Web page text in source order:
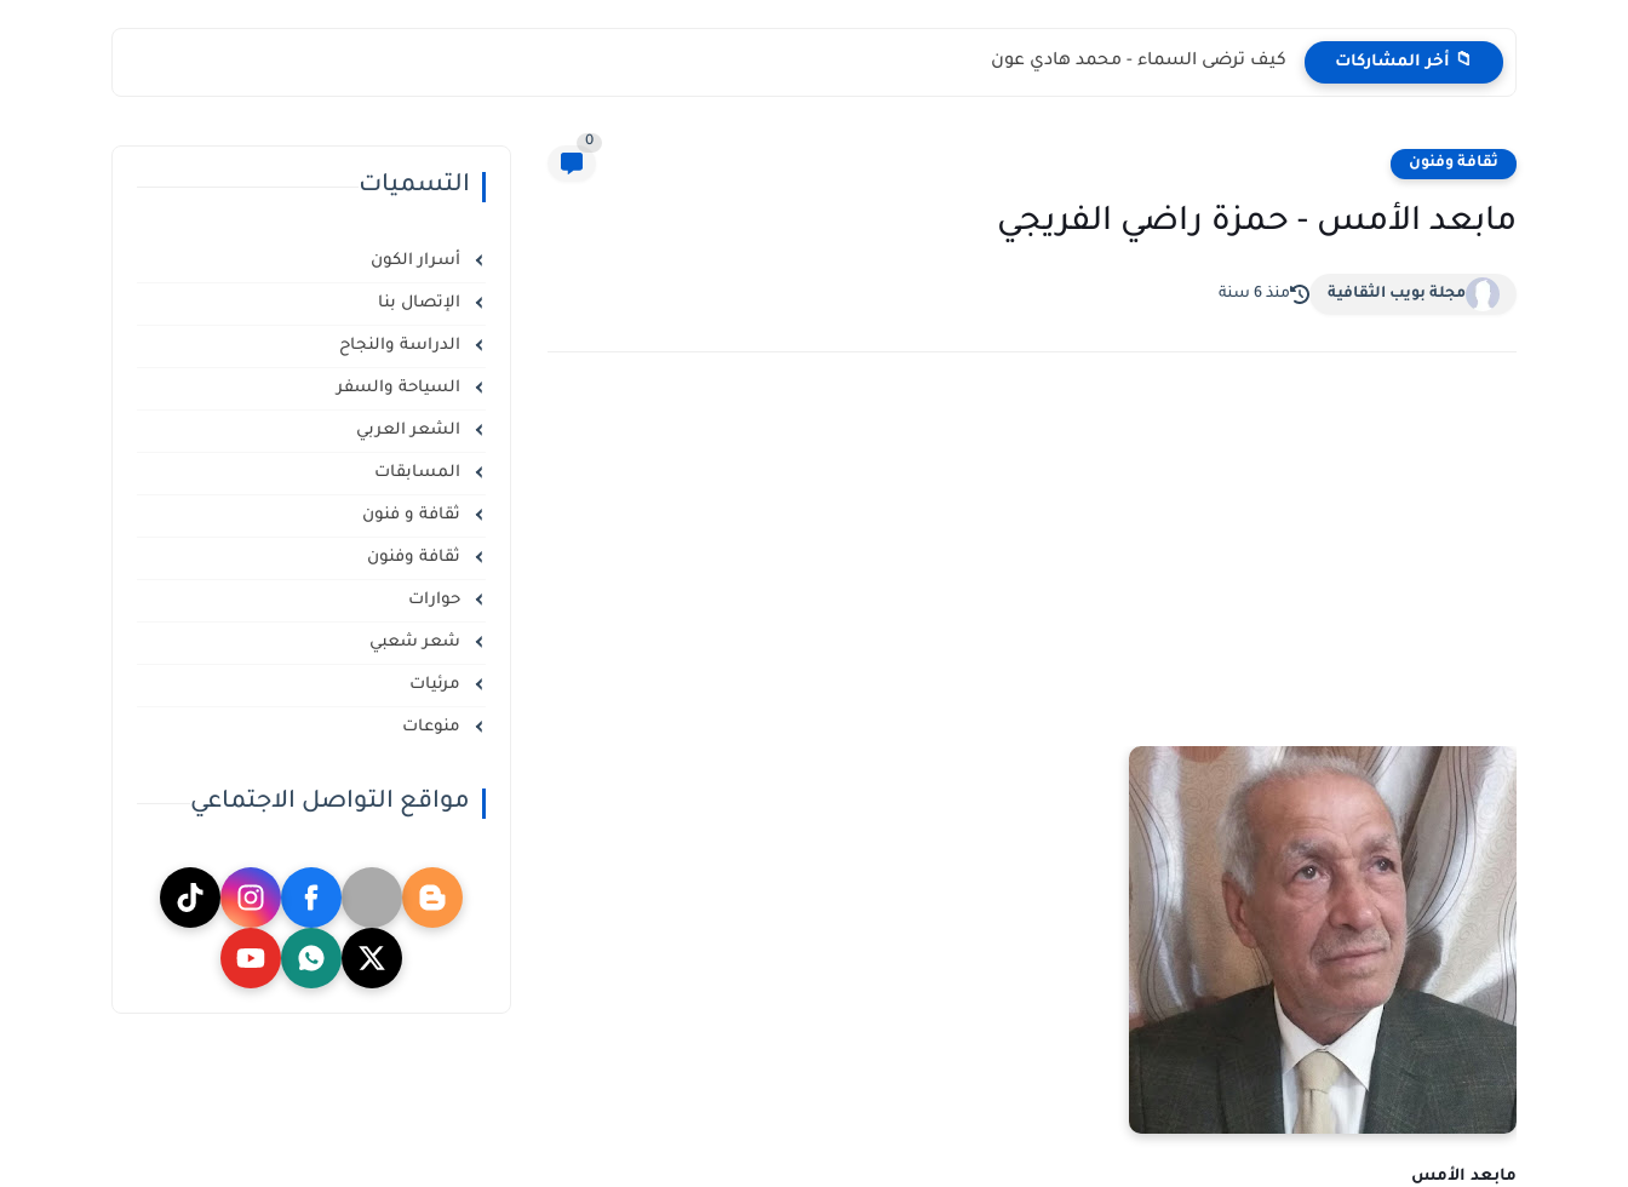
📁 أخر المشاركات كيف ترضى السماء - محمد هادي عون
ثقافة وفنون
0
مابعد الأمس - حمزة راضي الفريجي
مجلة بويب الثقافية منذ 6 سنة
مابعد الأمس
التسميات
أسرار الكون
الإتصال بنا
الدراسة والنجاح
السياحة والسفر
الشعر العربي
المسابقات
ثقافة و فنون
ثقافة وفنون
حوارات
شعر شعبي
مرئيات
منوعات
مواقع التواصل الاجتماعي